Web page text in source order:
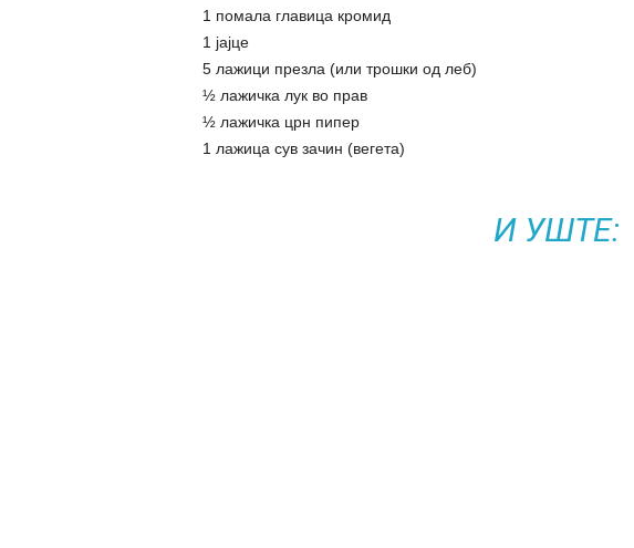
1 помала главица кромид
1 јајце
5 лажици презла (или трошки од леб)
½ лажичка лук во прав
½ лажичка црн пипер
1 лажица сув зачин (вегета)
И УШТЕ: